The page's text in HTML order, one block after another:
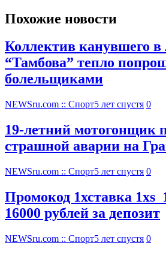
Похожие новости
Коллектив канувшего в
“Тамбова” тепло
болельщиками
NEWSru.com :: Спорт5 лет спустя 0
19-летний мотогонщик
страшной аварии на
NEWSru.com :: Спорт5 лет спустя 0
Промокод 1хставка
16000 рублей за депозит
NEWSru.com :: Спорт5 лет спустя 0